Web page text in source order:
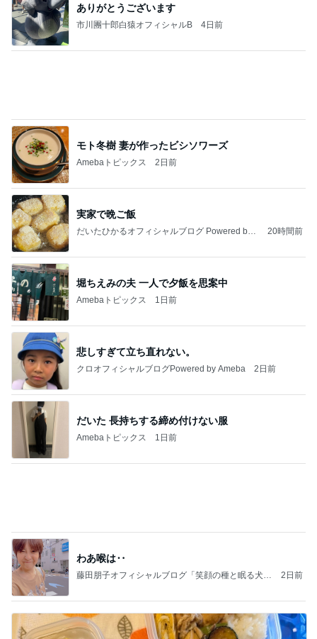
ありがとうございます
市川團十郎白猿オフィシャルB 4日前
モト冬樹 妻が作ったビシソワーズ
Amebaトピックス 2日前
実家で晩ご飯
だいたひかるオフィシャルブログ Powered by
20時間前
堀ちえみの夫 一人で夕飯を思案中
Amebaトピックス 1日前
悲しすぎて立ち直れない。
クロオフィシャルブログPowered by Ameba 2日前
だいた 長持ちする締め付けない服
Amebaトピックス 1日前
わあ喉は‥
藤田朋子オフィシャルブログ「笑顔の種と眠る犬」
2日前